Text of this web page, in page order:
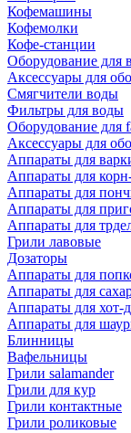
Кофемашины
Кофемолки
Кофе-станции
Оборудование для
Аксессуары для
Смягчители воды
Фильтры для воды
Оборудование для
Аксессуары для
Аппараты для
Аппараты для
Аппараты для
Аппараты для
Аппараты для
Грили лавовые
Дозаторы
Аппараты для
Аппараты для
Аппараты для хот-
Аппараты для
Блинницы
Вафельницы
Грили salamander
Грили для кур
Грили контактные
Грили роликовые